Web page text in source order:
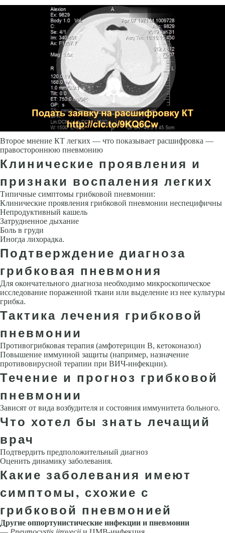
Второе мнение КТ легких — что показывает расшифровка —
правостороннюю пневмонию
Клинические проявления и
признаки воспаления легких
Типичные симптомы гриб­ковой пневмонии:
Клинические проявления грибковой пневмонии неспецифичны
Непродуктивный кашель
За­трудненное дыхание
Боль в груди
Иногда лихорадка.
Подтверждение диагноза
грибковая пневмония
Для окончательного диагноза необходимо микроскопическое
исследова­ние пораженной ткани или выделение из нее культуры
грибка.
Тактика лечения грибковой
пневмонии
Противогрибковая терапия (амфотерицин В, кетоконазол)
Повышение иммунной защиты (например, назначение
противовирусной терапии при ВИЧ-инфекции).
Течение и прогноз грибковой
пневмонии
Зависят от вида возбудителя и состояния иммунитета больного.
Что хотел бы знать лечащий
врач
Подтвердить предположительный диагноз
Оценить динамику заболе­вания.
Какие заболевания имеют
симптомы, схожие с
грибковой пневмонией
Другие оппортунистические инфекции и пневмонии